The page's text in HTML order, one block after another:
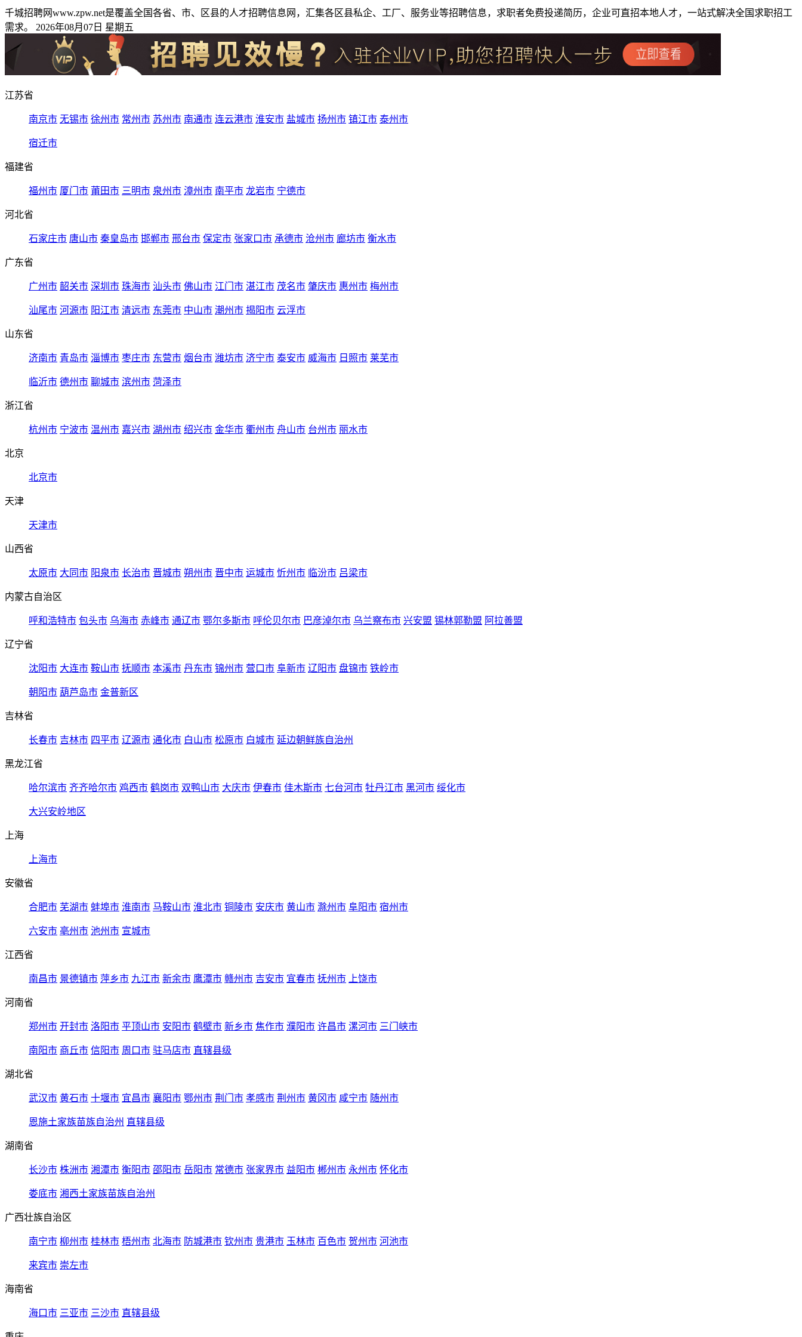
千城招聘网www.zpw.net是覆盖全国各省、市、区县的人才招聘信息网，汇集各区县私企、工厂、服务业等招聘信息，求职者免费投递简历，企业可直招本地人才，一站式解决全国求职招工
需求。 2026年08月07日 星期五
江苏省
南京市 无锡市 徐州市 常州市 苏州市 南通市 连云港市 淮安市 盐城市 扬州市 镇江市 泰州市
宿迁市
福建省
福州市 厦门市 莆田市 三明市 泉州市 漳州市 南平市 龙岩市 宁德市
河北省
石家庄市 唐山市 秦皇岛市 邯郸市 邢台市 保定市 张家口市 承德市 沧州市 廊坊市 衡水市
广东省
广州市 韶关市 深圳市 珠海市 汕头市 佛山市 江门市 湛江市 茂名市 肇庆市 惠州市 梅州市
汕尾市 河源市 阳江市 清远市 东莞市 中山市 潮州市 揭阳市 云浮市
山东省
济南市 青岛市 淄博市 枣庄市 东营市 烟台市 潍坊市 济宁市 泰安市 威海市 日照市 莱芜市
临沂市 德州市 聊城市 滨州市 菏泽市
浙江省
杭州市 宁波市 温州市 嘉兴市 湖州市 绍兴市 金华市 衢州市 舟山市 台州市 丽水市
北京
北京市
天津
天津市
山西省
太原市 大同市 阳泉市 长治市 晋城市 朔州市 晋中市 运城市 忻州市 临汾市 吕梁市
内蒙古自治区
呼和浩特市 包头市 乌海市 赤峰市 通辽市 鄂尔多斯市 呼伦贝尔市 巴彦淖尔市 乌兰察布市 兴安盟 锡林郭勒盟 阿拉善盟
辽宁省
沈阳市 大连市 鞍山市 抚顺市 本溪市 丹东市 锦州市 营口市 阜新市 辽阳市 盘锦市 铁岭市
朝阳市 葫芦岛市 金普新区
吉林省
长春市 吉林市 四平市 辽源市 通化市 白山市 松原市 白城市 延边朝鲜族自治州
黑龙江省
哈尔滨市 齐齐哈尔市 鸡西市 鹤岗市 双鸭山市 大庆市 伊春市 佳木斯市 七台河市 牡丹江市 黑河市 绥化市
大兴安岭地区
上海
上海市
安徽省
合肥市 芜湖市 蚌埠市 淮南市 马鞍山市 淮北市 铜陵市 安庆市 黄山市 滁州市 阜阳市 宿州市
六安市 亳州市 池州市 宣城市
江西省
南昌市 景德镇市 萍乡市 九江市 新余市 鹰潭市 赣州市 吉安市 宜春市 抚州市 上饶市
河南省
郑州市 开封市 洛阳市 平顶山市 安阳市 鹤壁市 新乡市 焦作市 濮阳市 许昌市 漯河市 三门峡市
南阳市 商丘市 信阳市 周口市 驻马店市 直辖县级
湖北省
武汉市 黄石市 十堰市 宜昌市 襄阳市 鄂州市 荆门市 孝感市 荆州市 黄冈市 咸宁市 随州市
恩施土家族苗族自治州 直辖县级
湖南省
长沙市 株洲市 湘潭市 衡阳市 邵阳市 岳阳市 常德市 张家界市 益阳市 郴州市 永州市 怀化市
娄底市 湘西土家族苗族自治州
广西壮族自治区
南宁市 柳州市 桂林市 梧州市 北海市 防城港市 钦州市 贵港市 玉林市 百色市 贺州市 河池市
来宾市 崇左市
海南省
海口市 三亚市 三沙市 直辖县级